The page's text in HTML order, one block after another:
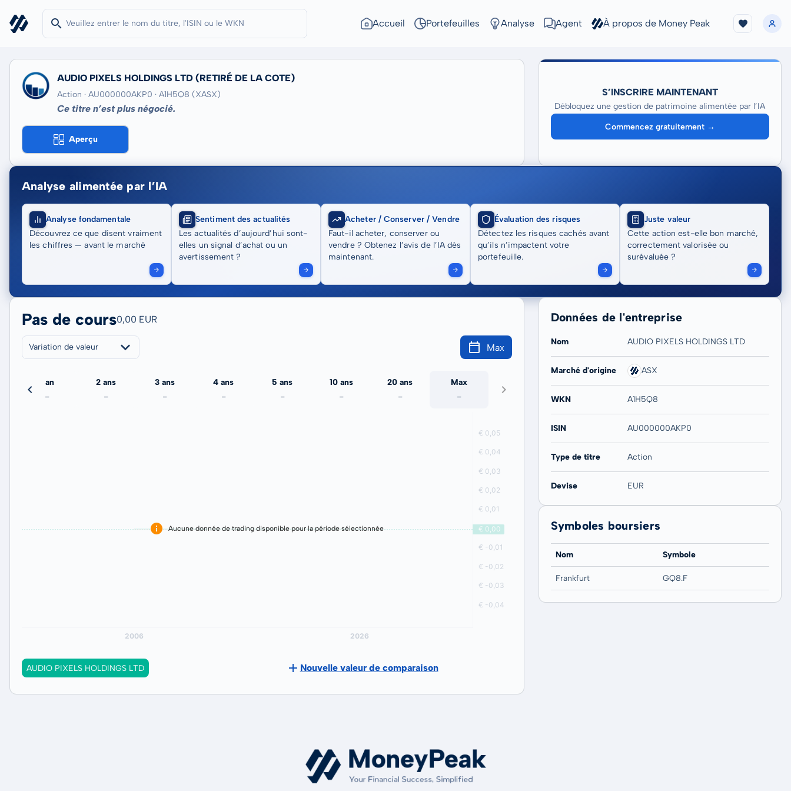
Accueil Portefeuilles Analyse Agent À propos de Money Peak
AUDIO PIXELS HOLDINGS LTD (RETIRÉ DE LA COTE)
Action · AU000000AKP0 · A1H5Q8 (XASX)
Ce titre n’est plus négocié.
Aperçu
S’INSCRIRE MAINTENANT
Débloquez une gestion de patrimoine alimentée par l’IA
Commencez gratuitement →
Analyse alimentée par l’IA
Analyse fondamentale
Découvrez ce que disent vraiment
les chiffres — avant le marché
Sentiment des actualités
Les actualités d’aujourd’hui sont-
elles un signal d’achat ou un
avertissement ?
Acheter / Conserver / Vendre
Faut-il acheter, conserver ou
vendre ? Obtenez l’avis de l’IA dès
maintenant.
Évaluation des risques
Détectez les risques cachés avant
qu’ils n’impactent votre
portefeuille.
Juste valeur
Cette action est-elle bon marché,
correctement valorisée ou
surévaluée ?
Pas de cours0,00 EUR
Variation de valeur Max
1 an
-
2 ans
-
3 ans
-
4 ans
-
5 ans
-
10 ans
-
20 ans
-
Max
-
Aucune donnée de trading disponible pour la période sélectionnée
AUDIO PIXELS HOLDINGS LTD Nouvelle valeur de comparaison
Données de l'entreprise
Nom AUDIO PIXELS HOLDINGS LTD
Marché d'origine ASX
WKN A1H5Q8
ISIN AU000000AKP0
Type de titre Action
Devise EUR
Symboles boursiers
Nom Symbole
Frankfurt GQ8.F